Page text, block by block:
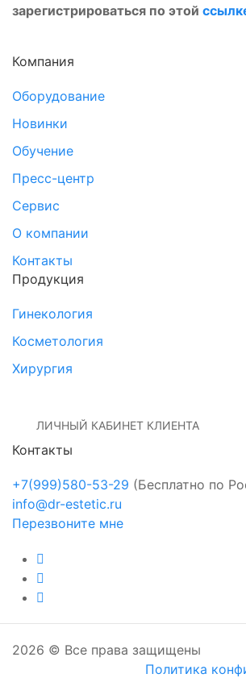
зарегистрироваться по этой
Компания
Оборудование
Новинки
Обучение
Пресс-центр
Сервис
О компании
Контакты
Продукция
Гинекология
Косметология
Хирургия
ЛИЧНЫЙ КАБИНЕТ КЛИЕНТА
Контакты
+7(999)580-53-29 (Бесплатно по
info@dr-estetic.ru
Перезвоните мне
2026 © Все права защищены
Политика